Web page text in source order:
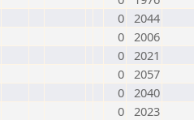
0 2044
0 2006
0 2021
0 2057
0 2040
0 2023